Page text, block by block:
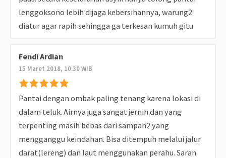
lenggoksono lebih dijaga kebersihannya, warung2
diatur agar rapih sehingga ga terkesan kumuh gitu
Fendi Ardian
15 Maret 2018, 10:30 WIB
Pantai dengan ombak paling tenang karena lokasi di
dalam teluk. Airnya juga sangat jernih dan yang
terpenting masih bebas dari sampah2 yang
mengganggu keindahan. Bisa ditempuh melalui jalur
darat(lereng) dan laut menggunakan perahu. Saran